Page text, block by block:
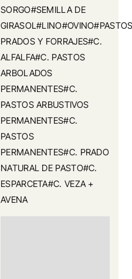
SORGO#SEMILLA DE
PRADOS Y FORRAJES#C.
ALFALFA#C. PASTOS
ARBOLADOS
PERMANENTES#C.
PASTOS ARBUSTIVOS
PERMANENTES#C.
PASTOS
PERMANENTES#C. PRADO
NATURAL DE PASTO#C.
ESPARCETA#C. VEZA +
AVENA